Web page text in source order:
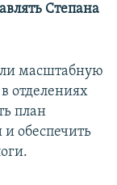
Степана
масштабную
отделениях
план
обеспечить